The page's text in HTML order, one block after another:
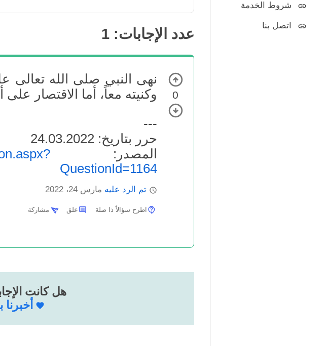
شروط الخدمة
اتصل بنا
عدد الإجابات: 1
0
نهى النبي صلى الله تعالى
وكنيته معاً، أما الاقتصار
---
حرر بتاريخ: 24.03.2022
المصدر:
QuestionId=1164
تم الرد عليه مارس 24، 2022
اطرح سؤالاً ذا صلة علق مشاركة
هل كانت
أخبرنا